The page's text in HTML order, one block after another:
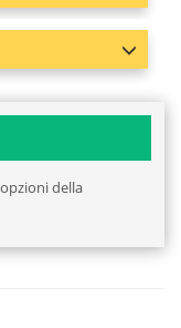
della